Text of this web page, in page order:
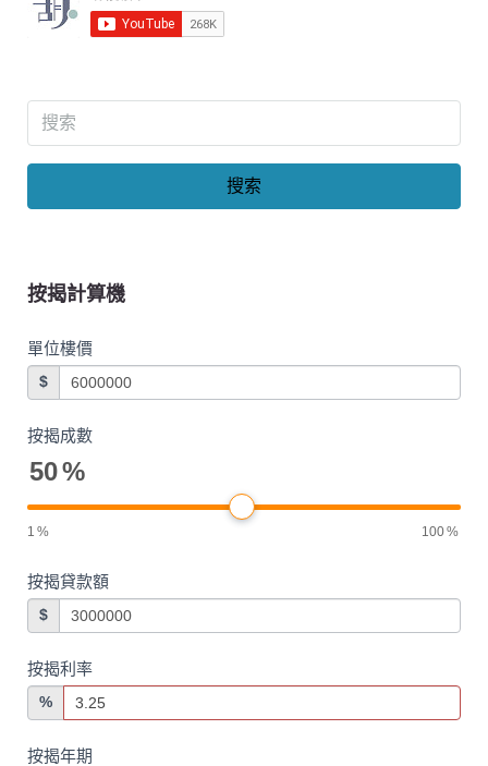
搜索
按揭計算機
單位樓價
$
按揭成數
50%
1 % 100%
按揭貸款額
$
按揭利率
%
按揭年期